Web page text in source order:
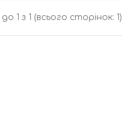
до 1 з 1 (всього сторінок: 1)